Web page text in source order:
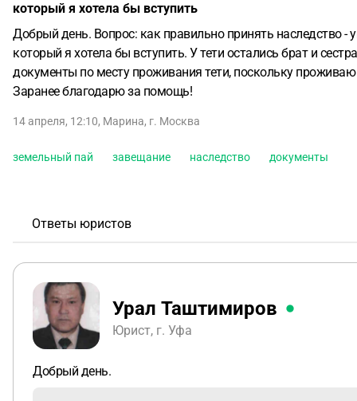
который я хотела бы вступить
Добрый день. Вопрос: как правильно принять наследство
который я хотела бы вступить. У тети остались брат и
документы по месту проживания тети, поскольку
Заранее благодарю за помощь!
14 апреля, 12:10, Марина, г. Москва
земельный пай завещание наследство документы
Ответы юристов
Урал Таштимиров
Юрист, г. Уфа
Добрый день.